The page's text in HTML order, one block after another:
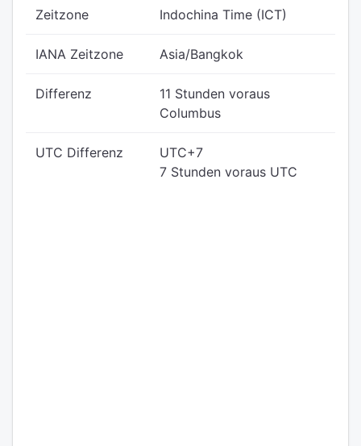
Zeitzone Indochina Time (ICT)
IANA Zeitzone Asia/Bangkok
Differenz
11 Stunden voraus
Columbus
UTC Differenz
UTC+7
7 Stunden voraus UTC